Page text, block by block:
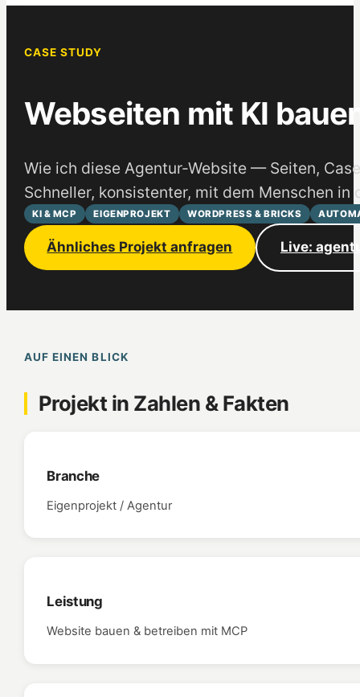
CASE STUDY
Webseiten mit KI
Wie ich diese Agentur-Website — Seiten,
Schneller, konsistenter, mit dem Menschen in
KI & MCP EIGENPROJEKT WORDPRESS & BRICKS
Ähnliches Projekt anfragen Live:
AUF EINEN BLICK
Projekt in Zahlen & Fakten
Branche
Eigenprojekt / Agentur
Leistung
Website bauen & betreiben mit MCP